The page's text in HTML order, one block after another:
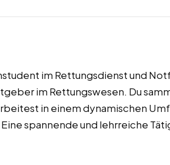
im Rettungsdienst und
im Rettungswesen. Du
in einem dynamischen
spannende und lehrreiche